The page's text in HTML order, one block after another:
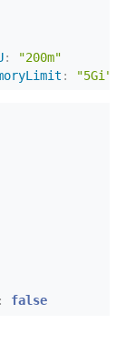
:
"200m"
: "5Gi"
false